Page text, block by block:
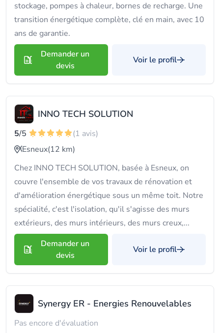
stockage, pompes à chaleur, bornes de recharge. Une
transition énergétique complète, clé en main, avec 10
ans de garantie.
Demander un
devis
Voir le profil
INNO TECH SOLUTION
5/5
(1 avis)
Esneux(12 km)
Chez INNO TECH SOLUTION, basée à Esneux, on
couvre l'ensemble de vos travaux de rénovation et
d'amélioration énergétique sous un même toit. Notre
spécialité, c'est l'isolation, qu'il s'agisse des murs
extérieurs, des murs intérieurs, des murs creux,...
Demander un
devis
Voir le profil
Synergy ER - Energies Renouvelables
Pas encore d'évaluation